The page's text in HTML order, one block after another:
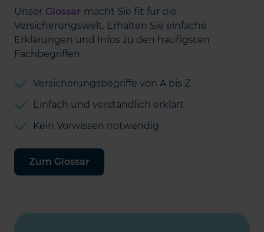
Unser Glossar macht Sie fit für die
Versicherungswelt. Erhalten Sie einfache
Erklärungen und Infos zu den häufigsten
Fachbegriffen.
Versicherungsbegriffe von A bis Z
Einfach und verständlich erklärt
Kein Vorwissen notwendig
Zum Glossar